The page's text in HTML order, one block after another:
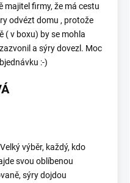
majitel firmy, že má cestu
odvézt domu , protože
( v boxu) by se mohla
a sýry dovezl. Moc
:-)
výběr, každý, kdo
svou oblíbenou
sýry dojdou